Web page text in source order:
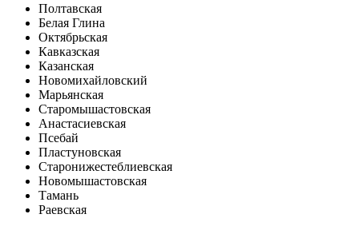
Полтавская
Белая Глина
Октябрьская
Кавказская
Казанская
Новомихайловский
Марьянская
Старомышастовская
Анастасиевская
Псебай
Пластуновская
Старонижестеблиевская
Новомышастовская
Тамань
Раевская